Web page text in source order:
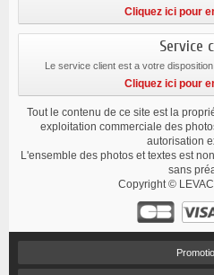
Cliquez ici pour
Service
Le service client est a votre
Cliquez ici pour
Tout le contenu de ce site est la
exploitation commerciale des
autorisation
L'ensemble des photos et textes est
sans
Copyright ©